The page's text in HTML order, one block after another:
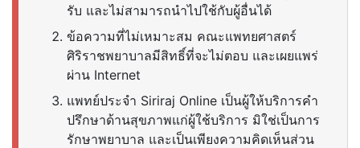
รับ และไม่สามารถนำไปใช้กับผู้อื่นได้
ข้อความที่ไม่เหมาะสม คณะแพทยศาสตร์
ศิริราชพยาบาลมีสิทธิ์ที่จะไม่ตอบ และเผยแพร่
ผ่าน Internet
แพทย์ประจำ Siriraj Online เป็นผู้ให้บริการคำ
ปรึกษาด้านสุขภาพแก่ผู้ใช้บริการ มิใช่เป็นการ
รักษาพยาบาล และเป็นเพียงความคิดเห็นส่วน